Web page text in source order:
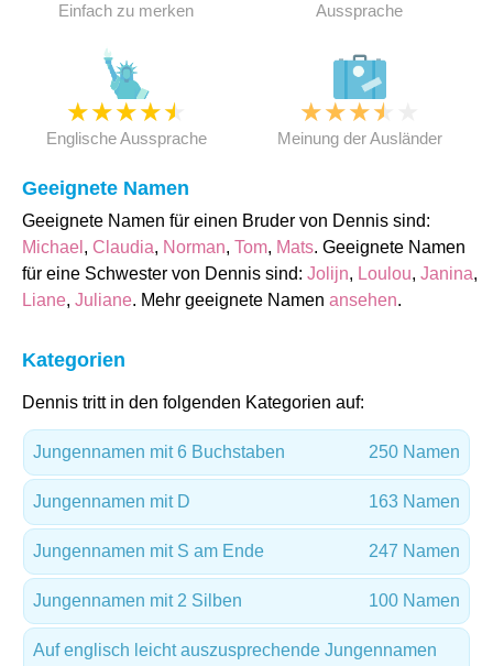
Einfach zu merken Aussprache
★★★★★
Englische Aussprache
★★★★
Meinung der Ausländer
Geeignete Namen
Geeignete Namen für einen Bruder von Dennis sind:
Michael , Claudia, Norman, Tom, Mats. Geeignete Namen
für eine Schwester von Dennis sind: Jolijn, Loulou, Janina,
Liane, Juliane. Mehr geeignete Namen ansehen.
Kategorien
Dennis tritt in den folgenden Kategorien auf:
Jungennamen mit 6 Buchstaben 250 Namen
Jungennamen mit D 163 Namen
Jungennamen mit S am Ende 247 Namen
Jungennamen mit 2 Silben 100 Namen
Auf englisch leicht auszusprechende Jungennamen